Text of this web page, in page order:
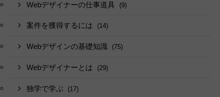
Webデザイナーの仕事道具 (9)
案件を獲得するには (14)
Webデザインの基礎知識 (75)
Webデザイナーとは (29)
独学で学ぶ (17)